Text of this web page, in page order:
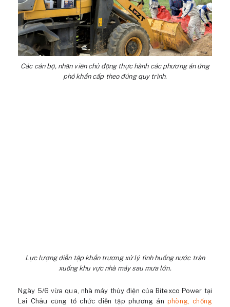
Các cán bộ, nhân viên chủ động thực hành các phương án ứng
phó khẩn cấp theo đúng quy trình.
Lực lượng diễn tập khẩn trương xử lý tình huống nước tràn
xuống khu vực nhà máy sau mưa lớn.
Ngày 5/6 vừa qua, nhà máy thủy điện của Bitexco Power tại
Lai Châu cũng tổ chức diễn tập phương ánphòng, chống